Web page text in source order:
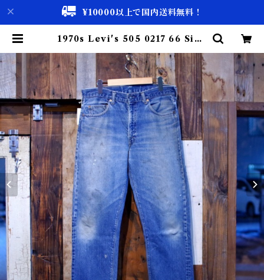
¥10000以上で国内送料無料！
1970s Levi's 505 0217 66 Sing
ンテージ ６６ 前期 表記W35！ |
古着屋 仙台 biscco【古着 & Vint
age 通販】